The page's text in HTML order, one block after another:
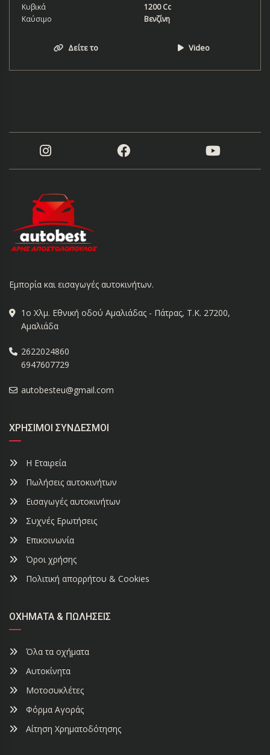
Κυβικά
1200 Cc
Καύσιμο
Βενζίνη
Δείτε το Video
Εμπορία και εισαγωγές αυτοκινήτων.
1ο Χλμ. Εθνική οδού Αμαλιάδας - Πάτρας, Τ.Κ. 27200,
Αμαλιάδα
2622024860
6947607729
autobesteu@gmail.com
ΧΡΉΣΙΜΟΙ ΣΎΝΔΕΣΜΟΙ
Η Εταιρεία
Πωλήσεις αυτοκινήτων
Εισαγωγές αυτοκινήτων
Συχνές Ερωτήσεις
Επικοινωνία
Όροι χρήσης
Πολιτική απορρήτου & Cookies
ΟΧΉΜΑΤΑ & ΠΩΛΉΣΕΙΣ
Όλα τα οχήματα
Αυτοκίνητα
Μοτοσυκλέτες
Φόρμα Αγοράς
Αίτηση Χρηματοδότησης